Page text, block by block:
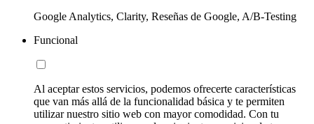
Google Analytics, Clarity, Reseñas de Google, A/B-Testing
Funcional
Al aceptar estos servicios, podemos ofrecerte características
que van más allá de la funcionalidad básica y te permiten
utilizar nuestro sitio web con mayor comodidad. Con tu